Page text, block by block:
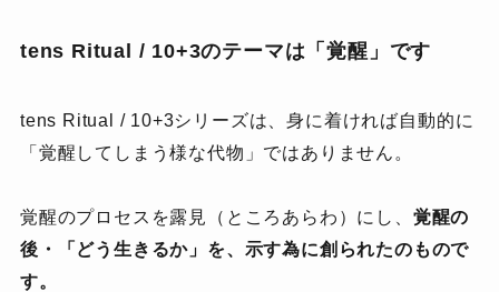
tens Ritual / 10+3のテーマは「覚醒」です
tens Ritual / 10+3シリーズは、身に着ければ自動的に
「覚醒してしまう様な代物」ではありません。
覚醒のプロセスを露見（ところあらわ）にし、 覚醒の
後・「どう生きるか」を、示す為に創られたのもので
す。